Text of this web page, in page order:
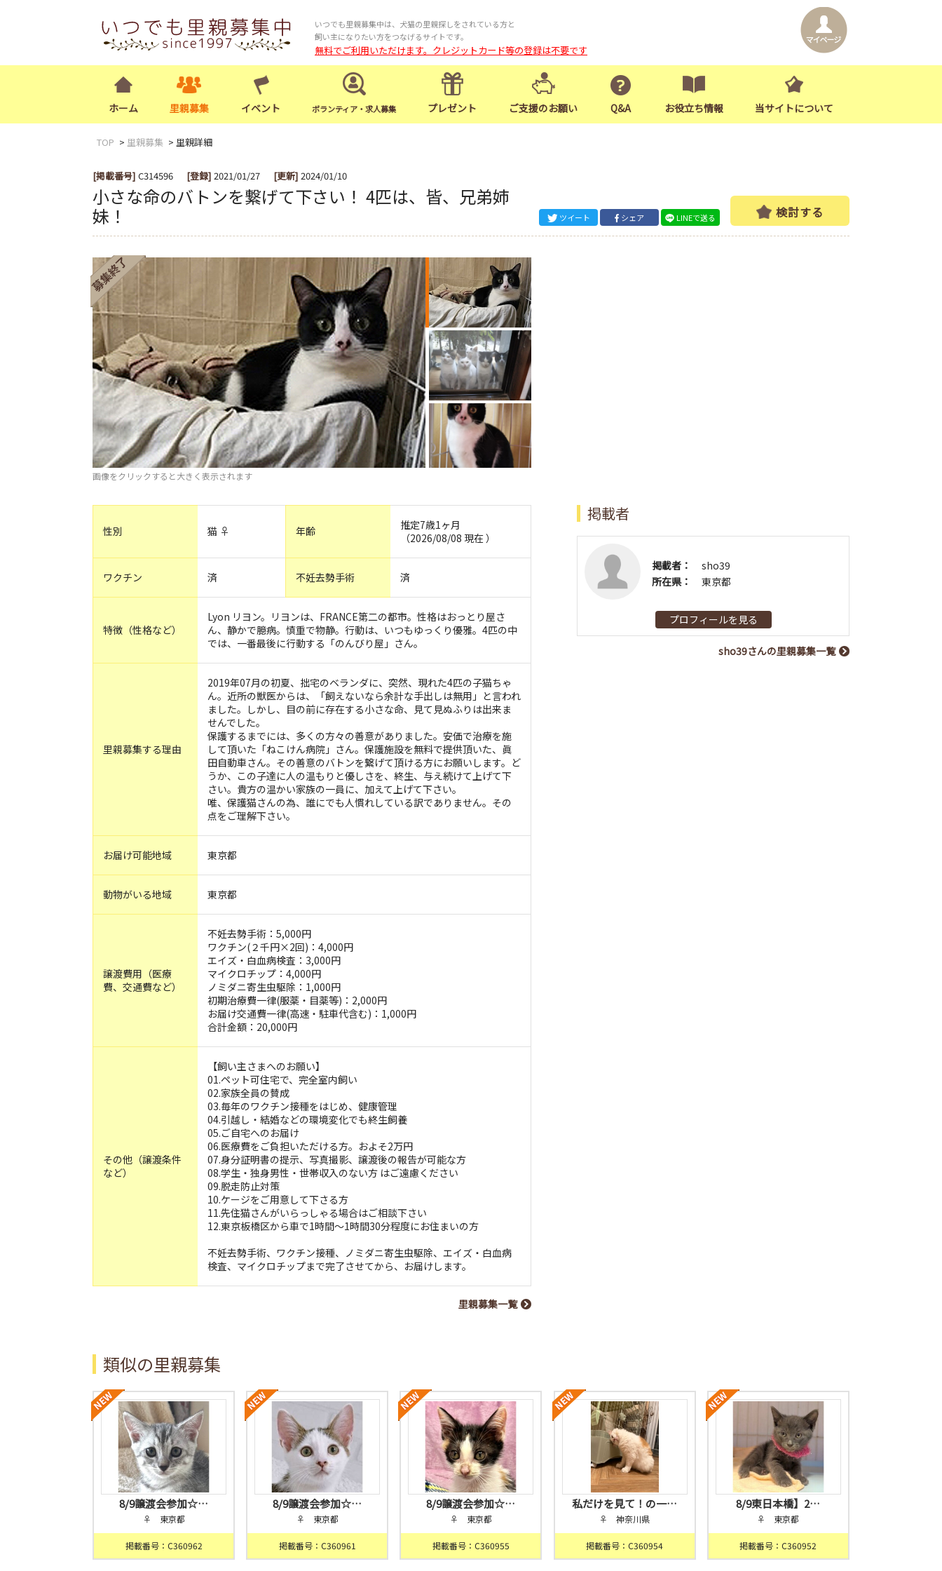
いつでも里親募集中は、犬猫の里親探しをされている方と
飼い主になりたい方をつなげるサイトです。
無料でご利用いただけます。クレジットカード等の登録は不要です
ホーム 里親募集 イベント ボランティア・求人募集 プレゼント ご支援のお願い Q&A お役立ち情報 当サイトについて
TOP 里親募集 里親詳細
[掲載番号] C314596 [登録] 2021/01/27 [更新] 2024/01/10
小さな命のバトンを繋げて下さい！ 4匹は、皆、兄弟姉
妹！
ツイート シェア LINEで送る 検討する
画像をクリックすると大きく表示されます
性別 猫 ♀ 年齢
推定7歳1ヶ月
（2026/08/08 現在 ）
ワクチン 済 不妊去勢手術 済
特徴（性格など）
Lyon リヨン。リヨンは、FRANCE第二の都市。性格はおっとり屋さ
ん、静かで臆病。慎重で物静。行動は、いつもゆっくり優雅。4匹の中
では、一番最後に行動する「のんびり屋」さん。
里親募集する理由
2019年07月の初夏、拙宅のベランダに、突然、現れた4匹の子猫ちゃ
ん。近所の獣医からは、「飼えないなら余計な手出しは無用」と言われ
ました。しかし、目の前に存在する小さな命、見て見ぬふりは出来ま
せんでした。
保護するまでには、多くの方々の善意がありました。安価で治療を施
して頂いた「ねこけん病院」さん。保護施設を無料で提供頂いた、眞
田自動車さん。その善意のバトンを繋げて頂ける方にお願いします。ど
うか、この子達に人の温もりと優しさを、終生、与え続けて上げて下
さい。貴方の温かい家族の一員に、加えて上げて下さい。
唯、保護猫さんの為、誰にでも人慣れしている訳でありません。その
点をご理解下さい。
お届け可能地域 東京都
動物がいる地域 東京都
譲渡費用（医療
費、交通費など）
不妊去勢手術：5,000円
ワクチン(２千円×2回)：4,000円
エイズ・白血病検査：3,000円
マイクロチップ：4,000円
ノミダニ寄生虫駆除：1,000円
初期治療費一律(服薬・目薬等)：2,000円
お届け交通費一律(高速・駐車代含む)：1,000円
合計金額：20,000円
その他（譲渡条件
など）
【飼い主さまへのお願い】
01.ペット可住宅で、完全室内飼い
02.家族全員の賛成
03.毎年のワクチン接種をはじめ、健康管理
04.引越し・結婚などの環境変化でも終生飼養
05.ご自宅へのお届け
06.医療費をご負担いただける方。およそ2万円
07.身分証明書の提示、写真撮影、譲渡後の報告が可能な方
08.学生・独身男性・世帯収入のない方 はご遠慮ください
09.脱走防止対策
10.ケージをご用意して下さる方
11.先住猫さんがいらっしゃる場合はご相談下さい
12.東京板橋区から車で1時間～1時間30分程度にお住まいの方
不妊去勢手術、ワクチン接種、ノミダニ寄生虫駆除、エイズ・白血病
検査、マイクロチップまで完了させてから、お届けします。
里親募集一覧
掲載者
掲載者：
sho39
所在県：
東京都
プロフィールを見る
sho39さんの里親募集一覧
類似の里親募集
8/9譲渡会参加☆…
♀ 東京都
掲載番号：C360962
8/9譲渡会参加☆…
♀ 東京都
掲載番号：C360961
8/9譲渡会参加☆…
♀ 東京都
掲載番号：C360955
私だけを見て！の一…
♀ 神奈川県
掲載番号：C360954
8/9東日本橋】2…
♀ 東京都
掲載番号：C360952